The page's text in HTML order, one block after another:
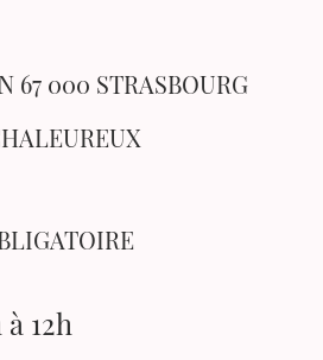
67 000 STRASBOURG
à 12h